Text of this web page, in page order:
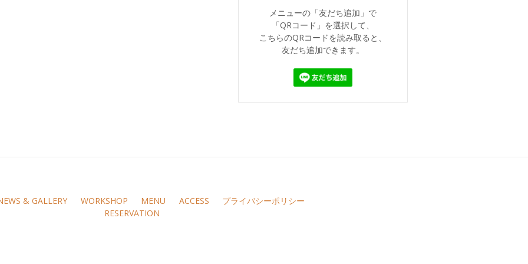
メニューの「友だち追加」で
「QRコード」を選択して、
こちらのQRコードを読み取ると、
友だち追加できます。
& GALLERY WORKSHOP MENU ACCESS
プライバシーポリシー
RESERVATION